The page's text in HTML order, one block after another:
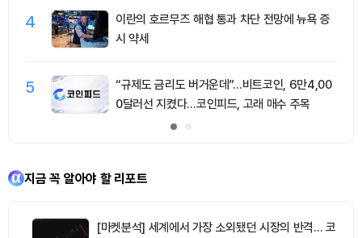
4
이란의 호르무즈 해협 통과 차단 전망에 뉴욕 증
시 약세
5
“규제도 금리도 버거운데”…비트코인, 6만4,00
0달러선 지켰다…코인피드, 고래 매수 주목
지금 꼭 알아야 할 리포트
[마켓분석] 세계에서 가장 소외됐던 시장의 반격… 코